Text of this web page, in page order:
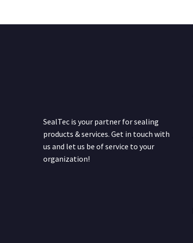
SealTec is your partner for sealing
products & services. Get in touch with
us and let us be of service to your
organization!